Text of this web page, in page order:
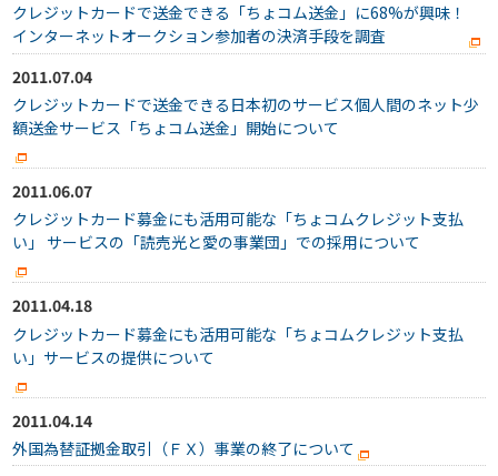
クレジットカードで送金できる「ちょコム送金」に68%が興味！
インターネットオークション参加者の決済手段を調査
2011.07.04
クレジットカードで送金できる日本初のサービス個人間のネット少
額送金サービス「ちょコム送金」開始について
2011.06.07
クレジットカード募金にも活用可能な「ちょコムクレジット支払
い」 サービスの「読売光と愛の事業団」での採用について
2011.04.18
クレジットカード募金にも活用可能な「ちょコムクレジット支払
い」サービスの提供について
2011.04.14
外国為替証拠金取引（ＦＸ）事業の終了について